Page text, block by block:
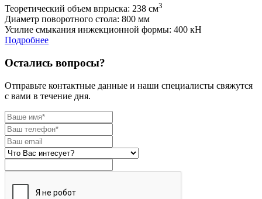
Теоретический объем впрыска: 238 см3
Диаметр поворотного стола: 800 мм
Усилие смыкания инжекционной формы: 400 кН
Подробнее
Остались вопросы?
Отправьте контактные данные и наши специалисты свяжутся
с вами в течение дня.